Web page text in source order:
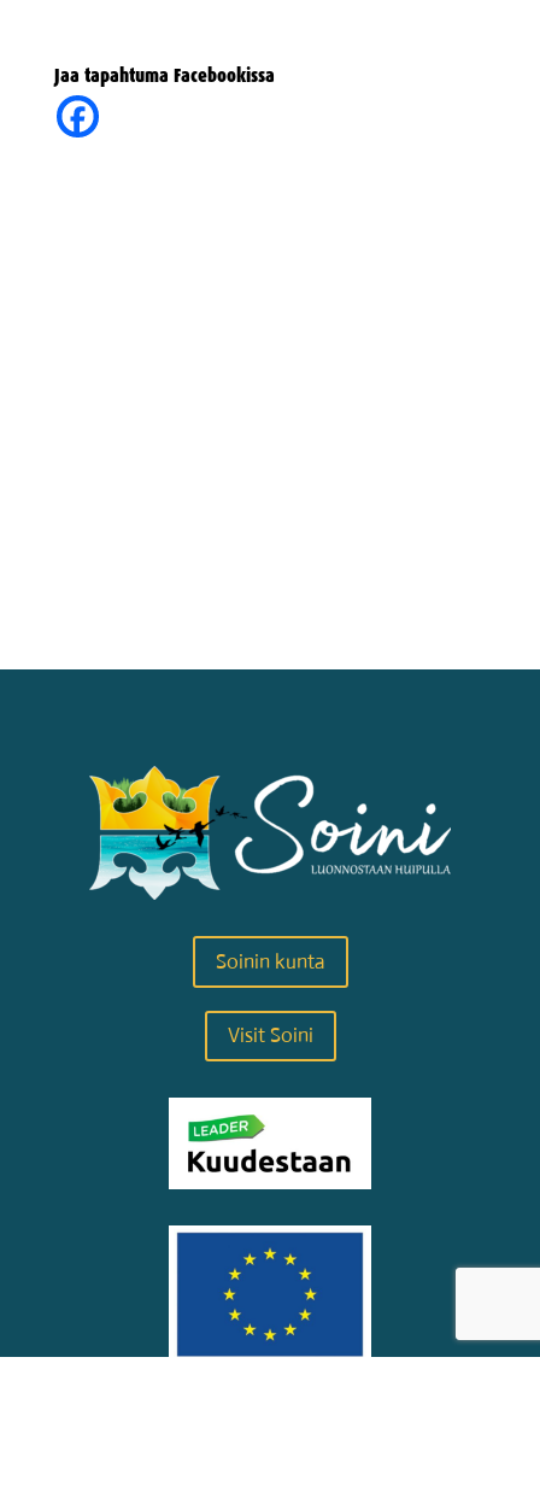
Jaa tapahtuma Facebookissa
Soinin kunta
Visit Soini